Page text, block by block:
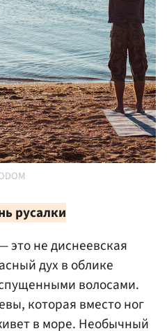
русалки
это не диснеевская
дух в облике
волосами.
которая вместо ног
в море. Необычный